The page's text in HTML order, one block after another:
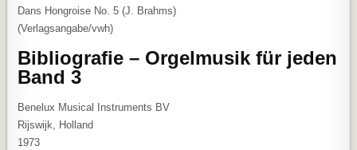
Dans Hongroise No. 5 (J. Brahms)
(Verlagsangabe/vwh)
Bibliografie – Orgelmusik für jeden
Band 3
Benelux Musical Instruments BV
Rijswijk, Holland
1973